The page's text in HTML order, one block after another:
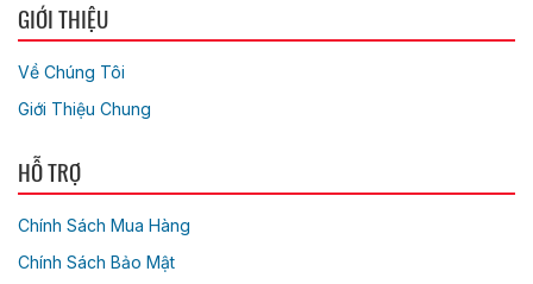
GIỚI THIỆU
Về Chúng Tôi
Giới Thiệu Chung
HỖ TRỢ
Chính Sách Mua Hàng
Chính Sách Bảo Mật